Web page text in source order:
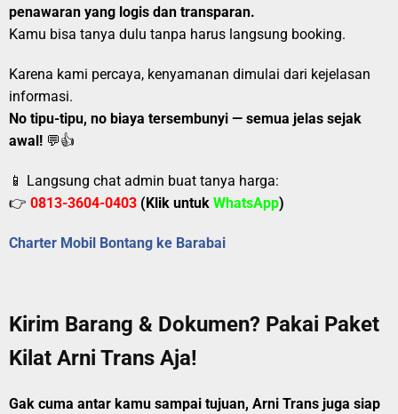
penawaran yang logis dan transparan.
Kamu bisa tanya dulu tanpa harus langsung booking.
Karena kami percaya, kenyamanan dimulai dari kejelasan
informasi.
No tipu-tipu, no biaya tersembunyi — semua jelas sejak
awal! 💬👍
📱 Langsung chat admin buat tanya harga:
👉 0813-3604-0403 (Klik untuk WhatsApp)
Charter Mobil Bontang ke Barabai
Kirim Barang & Dokumen? Pakai Paket
Kilat Arni Trans Aja!
Gak cuma antar kamu sampai tujuan, Arni Trans juga siap